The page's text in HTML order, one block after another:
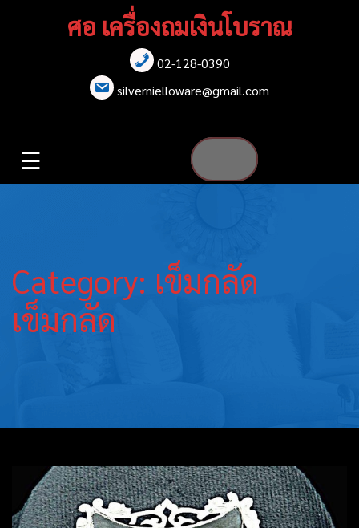
ศอ เครื่องถมเงินโบราณ
02-128-0390
silvernielloware@gmail.com
สร้อยข้อมือ
เข็มขัด
กล่องใส่
ฐานเสียบ
นามบัตร
ทั่วไป
☰
Category: เข็มกลัด
เข็มกลัด